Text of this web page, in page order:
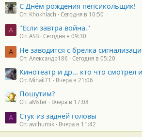
С Днём рождения пепсикольщик!
От: Khokhlach Сегодня в 10:50
A "Если завтра война."
От: ASB Сегодня в 09:30
А Не заводится с брелка
От: Александр186 Сегодня в 05:20
Кинотеатр и др... кто что смотрел
От: Mihail71 Вчера в 21:06
Пошутим?
От: aMster Вчера в 17:08
A Стук из задней головы
От: avchumik Вчера в 11:42